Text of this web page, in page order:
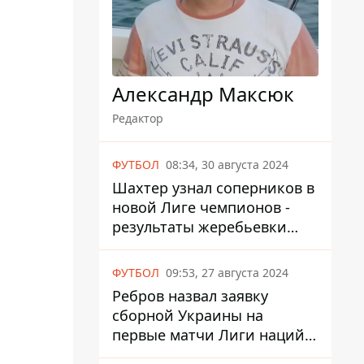
Александр Максюк
Редактор
ФУТБОЛ 08:34, 30 августа 2024
Шахтер узнал соперников в
новой Лиге чемпионов -
результаты жеребьевки
UEFA
ФУТБОЛ 09:53, 27 августа 2024
Ребров назвал заявку
сборной Украины на
первые матчи Лиги наций
против Албании и Чехии